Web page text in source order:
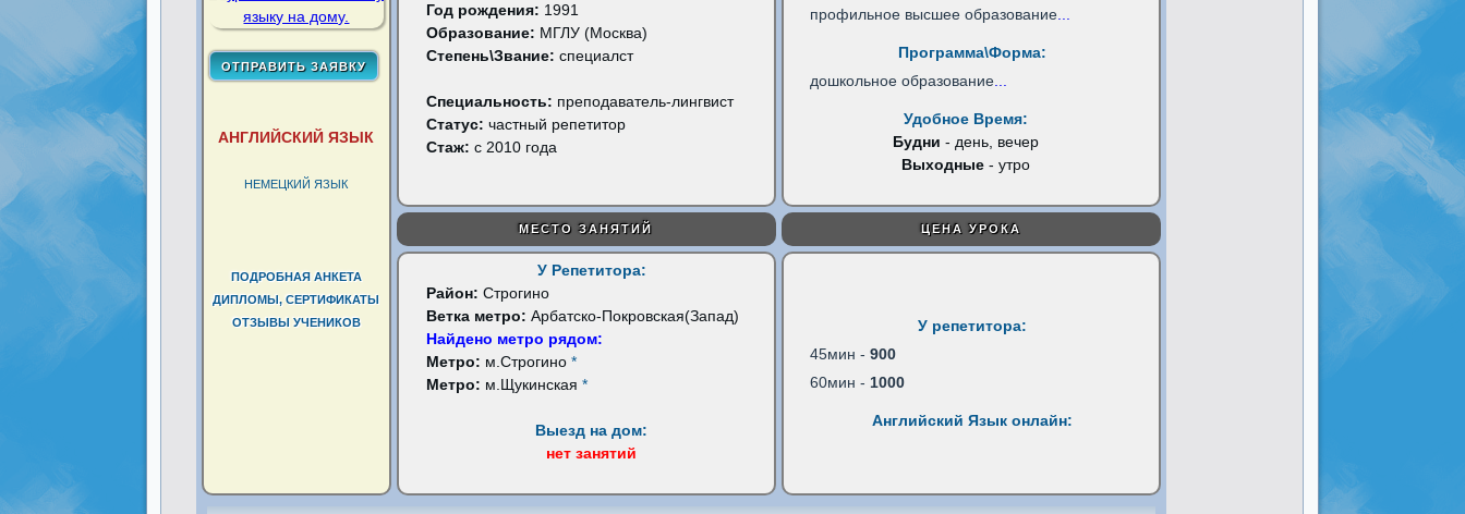
АНГЛИЙСКИЙ ЯЗЫК
НЕМЕЦКИЙ ЯЗЫК
ПОДРОБНАЯ АНКЕТА
ДИПЛОМЫ, СЕРТИФИКАТЫ
ОТЗЫВЫ УЧЕНИКОВ
Год рождения: 1991
Образование: МГЛУ (Москва)
Степень\Звание: специалст
Специальность: преподаватель-лингвист
Статус: частный репетитор
Стаж: с 2010 года
профильное высшее образование...
Программа\Форма:
дошкольное образование...
Удобное Время:
Будни - день, вечер
Выходные- утро
МЕСТО ЗАНЯТИЙ ЦЕНА УРОКА
У Репетитора:
Район: Строгино
Ветка метро: Арбатско-Покровская(Запад)
Найдено метро рядом:
Метро: м.Строгино *
Метро: м.Щукинская *
Выезд на дом:
нет занятий
У репетитора:
45мин - 900
60мин - 1000
Английский Язык онлайн: